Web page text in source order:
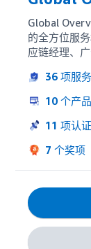
Global
的全方位服
应链经理、
户的底线
36 项服务
10 个产品
11 项认证
7 个奖项